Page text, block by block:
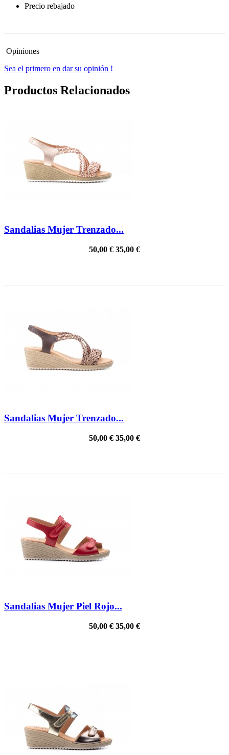
Precio rebajado
Opiniones
Sea el primero en dar su opinión !
Productos Relacionados
Sandalias Mujer Trenzado...
50,00 € 35,00 €
Sandalias Mujer Trenzado...
50,00 € 35,00 €
Sandalias Mujer Piel Rojo...
50,00 € 35,00 €